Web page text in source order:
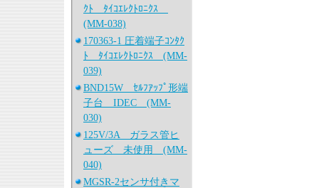
ｸﾄ ﾀｲｺｴﾚｸﾄﾛﾆｸｽ
(MM-038)
170363-1 圧着端子ｺﾝﾀｸ
ﾄ ﾀｲｺｴﾚｸﾄﾛﾆｸｽ (MM-
039)
BND15W ｾﾙﾌｱｯﾌﾟ形端
子台 IDEC (MM-
030)
125V/3A ガラス管ヒ
ューズ 未使用 (MM-
040)
MGSR-2センサ付きマ